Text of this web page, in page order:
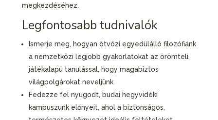
megkezdéséhez.
Legfontosabb tudnivalók
Ismerje meg, hogyan ötvözi egyedülálló filozófiánk
a nemzetközi legjobb gyakorlatokat az örömteli,
játékalapú tanulással, hogy magabiztos
világpolgárokat neveljünk.
Fedezze fel nyugodt, budai hegyvidéki
kampuszunk előnyeit, ahol a biztonságos,